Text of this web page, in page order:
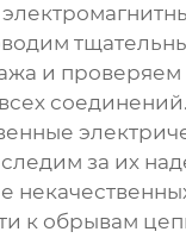
и
за их
к обрывам